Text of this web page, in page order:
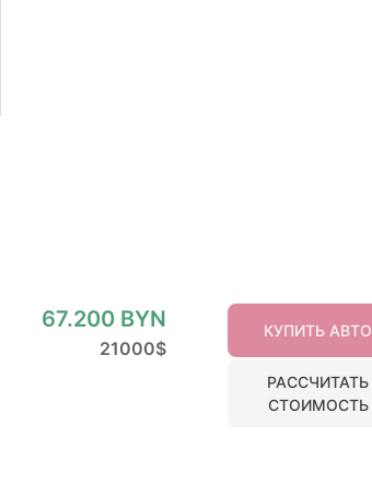
67.200 BYN
21000$
КУПИТЬ АВТО
РАССЧИТАТЬ
СТОИМОСТЬ